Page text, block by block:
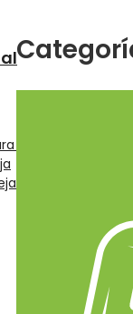
Tatuar